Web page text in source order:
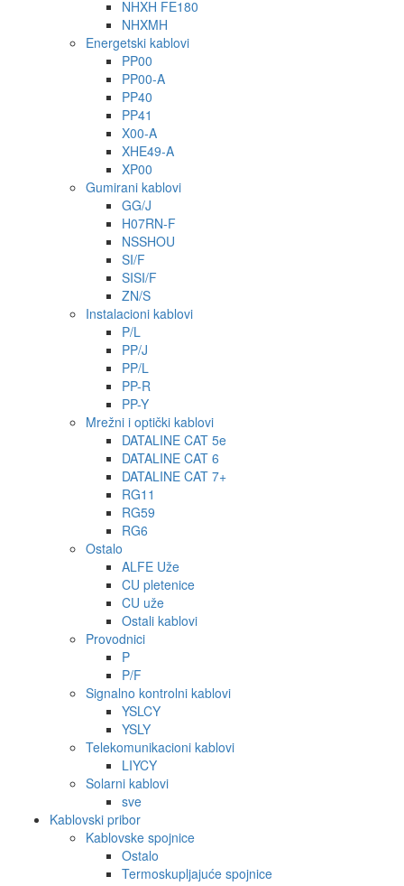
NHXH FE180
NHXMH
Energetski kablovi
PP00
PP00-A
PP40
PP41
X00-A
XHE49-A
XP00
Gumirani kablovi
GG/J
H07RN-F
NSSHOU
SI/F
SISI/F
ZN/S
Instalacioni kablovi
P/L
PP/J
PP/L
PP-R
PP-Y
Mrežni i optički kablovi
DATALINE CAT 5e
DATALINE CAT 6
DATALINE CAT 7+
RG11
RG59
RG6
Ostalo
ALFE Uže
CU pletenice
CU uže
Ostali kablovi
Provodnici
P
P/F
Signalno kontrolni kablovi
YSLCY
YSLY
Telekomunikacioni kablovi
LIYCY
Solarni kablovi
sve
Kablovski pribor
Kablovske spojnice
Ostalo
Termoskupljajuće spojnice